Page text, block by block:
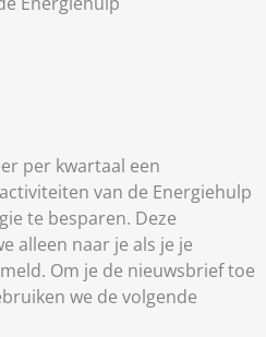
per kwartaal een
van de Energiehulp
te besparen. Deze
alleen naar je als je je
Om je de nieuwsbrief toe
we de volgende